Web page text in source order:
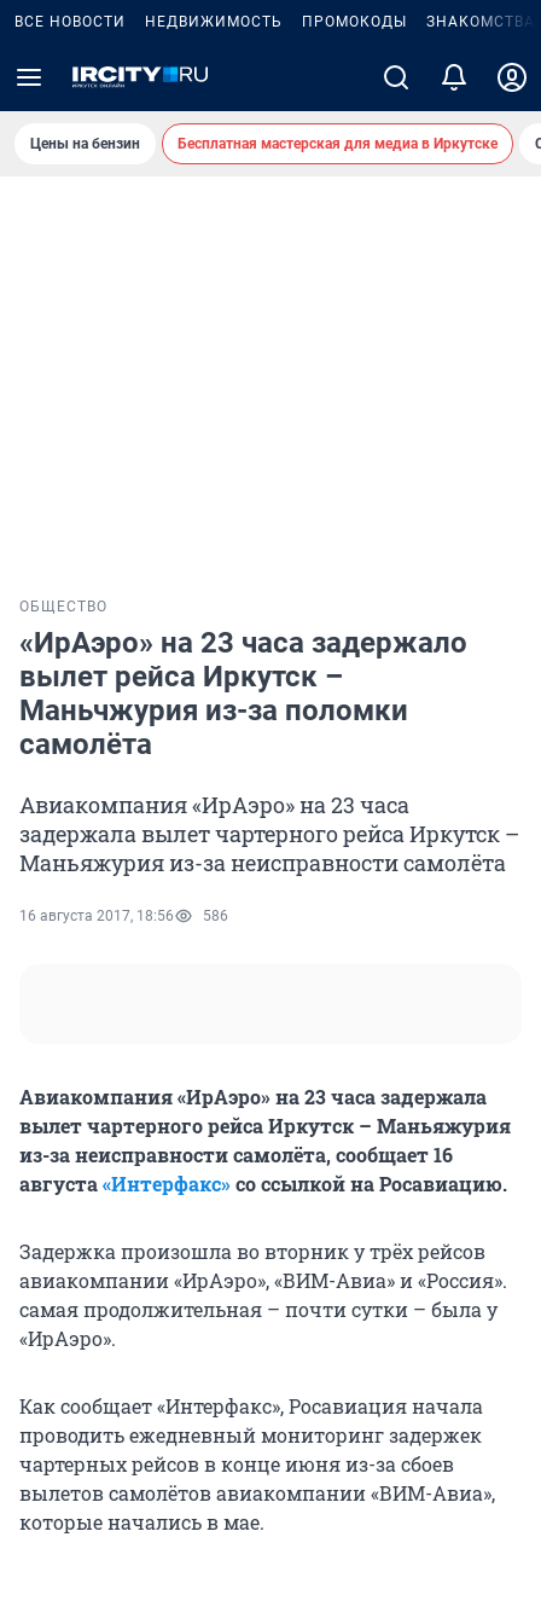
ВСЕ НОВОСТИ НЕДВИЖИМОСТЬ ПРОМОКОДЫ ЗНАКОМСТВА
Цены на бензин Бесплатная мастерская для медиа в Иркутске
ОБЩЕСТВО
«ИрАэро» на 23 часа задержало
вылет рейса Иркутск –
Маньчжурия из-за поломки
самолёта
Авиакомпания «ИрАэро» на 23 часа
задержала вылет чартерного рейса Иркутск –
Маньяжурия из-за неисправности самолёта
16 августа 2017, 18:56 586
Авиакомпания «ИрАэро» на 23 часа задержала
вылет чартерного рейса Иркутск – Маньяжурия
из-за неисправности самолёта, сообщает 16
августа«Интерфакс»со ссылкой на Росавиацию.
Задержка произошла во вторник у трёх рейсов
авиакомпании «ИрАэро», «ВИМ-Авиа» и «Россия».
самая продолжительная – почти сутки – была у
«ИрАэро».
Как сообщает «Интерфакс», Росавиация начала
проводить ежедневный мониторинг задержек
чартерных рейсов в конце июня из-за сбоев
вылетов самолётов авиакомпании «ВИМ-Авиа»,
которые начались в мае.